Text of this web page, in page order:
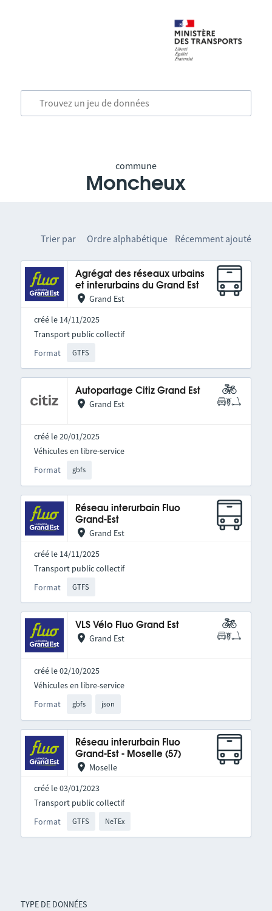
commune
Moncheux
TYPE DE DONNÉES
Trier par Ordre alphabétique Récemment ajouté
Agrégat des réseaux urbains
et interurbains du Grand Est
Grand Est
créé le 14/11/2025
Format GTFS
Transport public collectif
Autopartage Citiz Grand Est
Grand Est
créé le 20/01/2025
Format gbfs
Véhicules en libre-service
Réseau interurbain Fluo
Grand-Est
Grand Est
créé le 14/11/2025
Format GTFS
Transport public collectif
VLS Vélo Fluo Grand Est
Grand Est
créé le 02/10/2025
Format gbfs json
Véhicules en libre-service
Réseau interurbain Fluo
Grand-Est - Moselle (57)
Moselle
créé le 03/01/2023
Format GTFS NeTEx
Transport public collectif